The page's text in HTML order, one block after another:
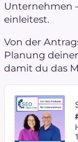
Unternehmen
einleitest.
Von der
Planung
damit du das
Audio
Player